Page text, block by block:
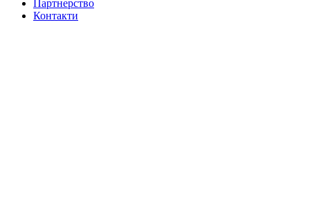
Партнерство
Контакти